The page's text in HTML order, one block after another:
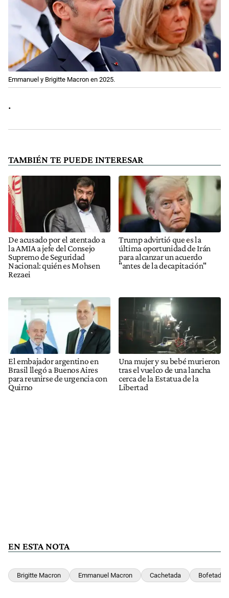
Emmanuel y Brigitte Macron en 2025.
.
TAMBIÉN TE PUEDE INTERESAR
De acusado por el atentado a
la AMIA a jefe del Consejo
Supremo de Seguridad
Nacional: quién es Mohsen
Rezaei
Trump advirtió que es la
última oportunidad de Irán
para alcanzar un acuerdo
"antes de la decapitación"
El embajador argentino en
Brasil llegó a Buenos Aires
para reunirse de urgencia con
Quirno
Una mujer y su bebé murieron
tras el vuelco de una lancha
cerca de la Estatua de la
Libertad
EN ESTA NOTA
Brigitte Macron Emmanuel Macron Cachetada Bofetada